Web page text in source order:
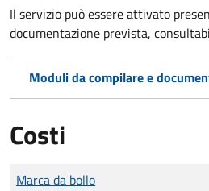
Il servizio può essere attivato
documentazione prevista,
Moduli da compilare e
Costi
Tipo di pagamento
Importo
Marca da bollo